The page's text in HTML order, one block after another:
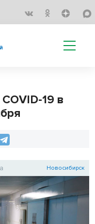
19 в
Новосибирск